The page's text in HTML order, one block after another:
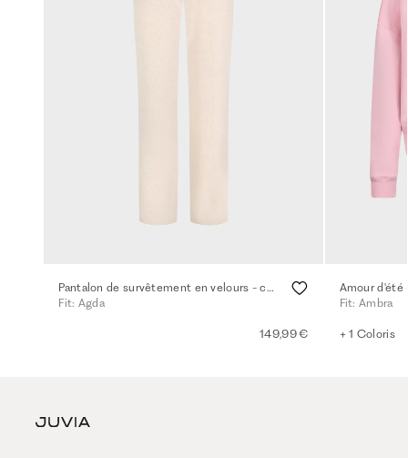
Pantalon de survêtement en velours - crème mel.
Fit: Agda
149,99 €
Amour d'été
Fit: Ambra
+ 1 Coloris